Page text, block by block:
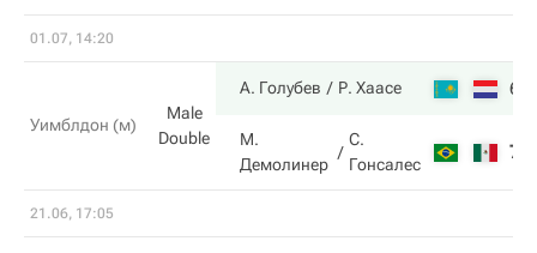
01.07, 14:20
Уимблдон (м)
Male
Double
А. Голубев Р. Хаасе 6
М.
Демолинер
С.
Гонсалес
7
21.06, 17:05